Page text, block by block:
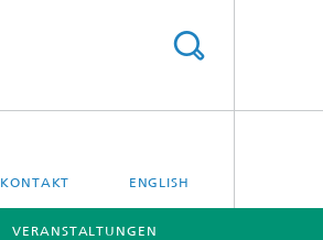
KONTAKT ENGLISH
VERANSTALTUNGEN